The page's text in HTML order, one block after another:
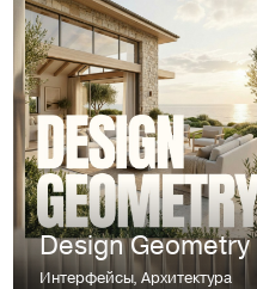
Design Geometry
Интерфейсы,Архитектура